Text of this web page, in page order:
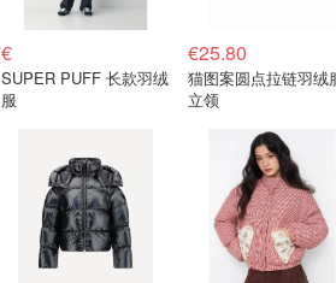
€
SUPER PUFF 长款羽绒
服
€25.80
猫图案圆点拉链羽绒
立领